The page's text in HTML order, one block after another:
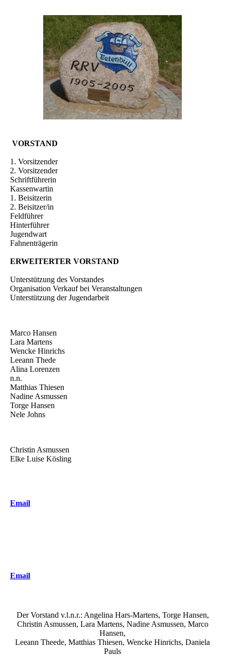
VORSTAND
1. Vorsitzender
2. Vorsitzender
Schriftführerin
Kassenwartin
1. Beisitzerin
2. Beisitzer/in
Feldführer
Hinterführer
Jugendwart
Fahnenträgerin
ERWEITERTER VORSTAND
Unterstützung des Vorstandes
Organisation Verkauf bei Veranstaltungen
Unterstützung der Jugendarbeit
Marco Hansen
Lara Martens
Wencke Hinrichs
Leeann Thede
Alina Lorenzen
n.n.
Matthias Thiesen
Nadine Asmussen
Torge Hansen
Nele Johns
Christin Asmussen
Elke Luise Kösling
Email
Email
Der Vorstand v.l.n.r.: Angelina Hars-Martens, Torge Hansen,
Christin Asmussen, Lara Martens, Nadine Asmussen, Marco
Hansen,
Leeann Theede, Matthias Thiesen, Wencke Hinrichs, Daniela
Pauls